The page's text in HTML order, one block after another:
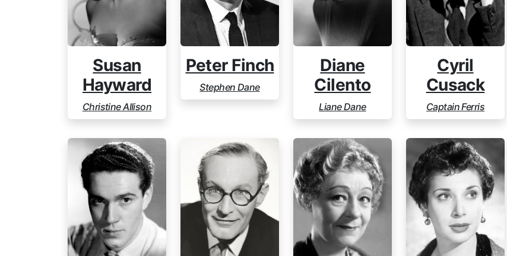
Susan
Hayward
Christine Allison
Peter Finch
Stephen Dane
Diane
Cilento
Liane Dane
Cyril
Cusack
Captain Ferris